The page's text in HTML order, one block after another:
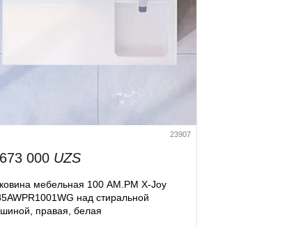
23907
000 UZS
мебельная 100 AM.PM X-Joy
над стиральной
правая, белая